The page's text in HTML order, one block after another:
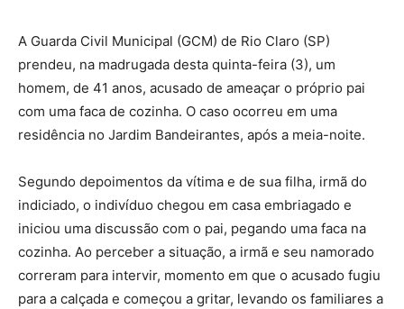
A Guarda Civil Municipal (GCM) de Rio Claro (SP)
prendeu, na madrugada desta quinta-feira (3), um
homem, de 41 anos, acusado de ameaçar o próprio pai
com uma faca de cozinha. O caso ocorreu em uma
residência no Jardim Bandeirantes, após a meia-noite.
Segundo depoimentos da vítima e de sua filha, irmã do
indiciado, o indivíduo chegou em casa embriagado e
iniciou uma discussão com o pai, pegando uma faca na
cozinha. Ao perceber a situação, a irmã e seu namorado
correram para intervir, momento em que o acusado fugiu
para a calçada e começou a gritar, levando os familiares a